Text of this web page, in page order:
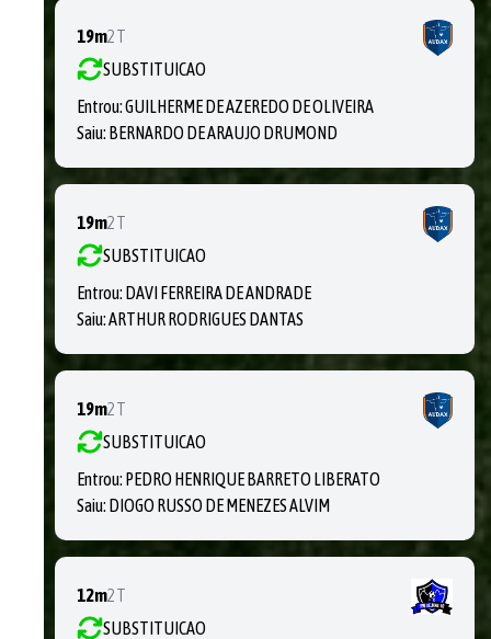
19m2T
SUBSTITUICAO
Entrou:GUILHERME DE AZEREDO DE OLIVEIRA
Saiu: BERNARDO DE ARAUJO DRUMOND
19m2T
SUBSTITUICAO
Entrou: DAVI FERREIRA DE ANDRADE
Saiu:ARTHUR RODRIGUES DANTAS
19m2T
SUBSTITUICAO
Entrou: PEDRO HENRIQUE BARRETO LIBERATO
Saiu: DIOGO RUSSO DE MENEZES ALVIM
12m2T
SUBSTITUICAO